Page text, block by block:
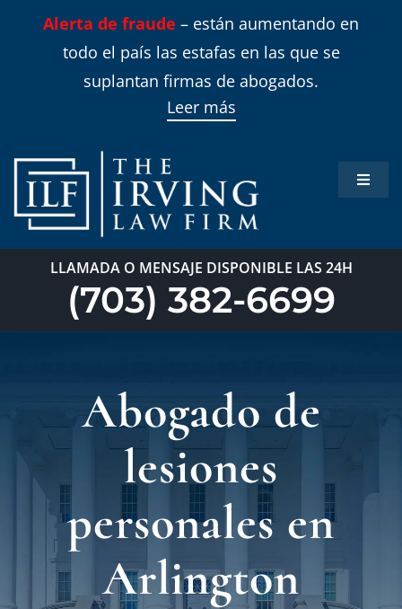
Alerta de fraude – están aumentando en
todo el país las estafas en las que se
suplantan firmas de abogados.
Leer más
Toggle
LLAMADA O MENSAJE DISPONIBLE LAS 24H
(703) 382-6699
Abogado de
lesiones
personales en
Arlington